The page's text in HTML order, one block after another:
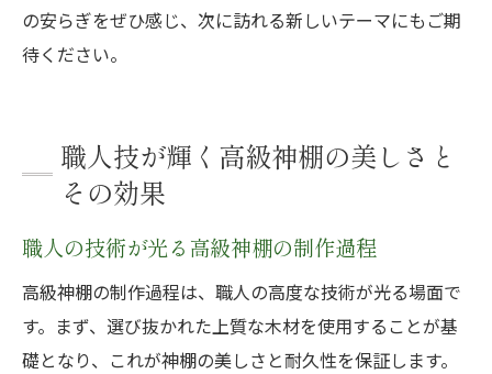
の安らぎをぜひ感じ、次に訪れる新しいテーマにもご期
待ください。
職人技が輝く高級神棚の美しさと
その効果
職人の技術が光る高級神棚の制作過程
高級神棚の制作過程は、職人の高度な技術が光る場面で
す。まず、選び抜かれた上質な木材を使用することが基
礎となり、これが神棚の美しさと耐久性を保証します。